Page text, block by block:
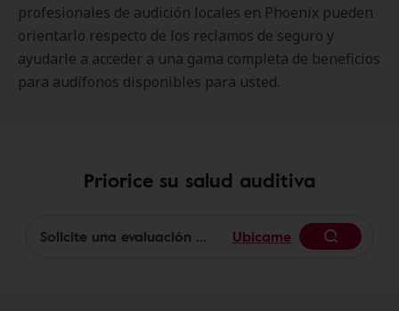
profesionales de audición locales en Phoenix pueden
orientarlo respecto de los reclamos de seguro y
ayudarle a acceder a una gama completa de beneficios
para audífonos disponibles para usted.
Priorice su salud auditiva
Ubícame